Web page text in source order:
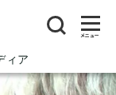
ィア
メニュー